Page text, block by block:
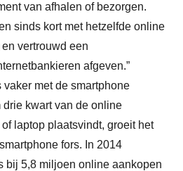
van afhalen of bezorgen.
sinds kort met hetzelfde online
vertrouwd een
afgeven.”
met de smartphone
kwart van de online
laptop plaatsvindt, groeit het
fors. In 2014
bij 5,8 miljoen online aankopen